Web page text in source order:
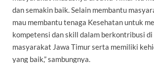
dan semakin baik. Selain membantu
mau membantu tenaga Kesehatan untuk
kompetensi dan skill dalam berkontribusi
masyarakat Jawa Timur serta memiliki
yang baik,” sambungnya.